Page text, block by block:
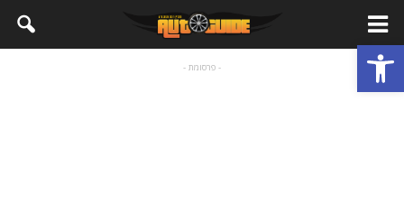
פתח סרגל נגישות - פרסומת -